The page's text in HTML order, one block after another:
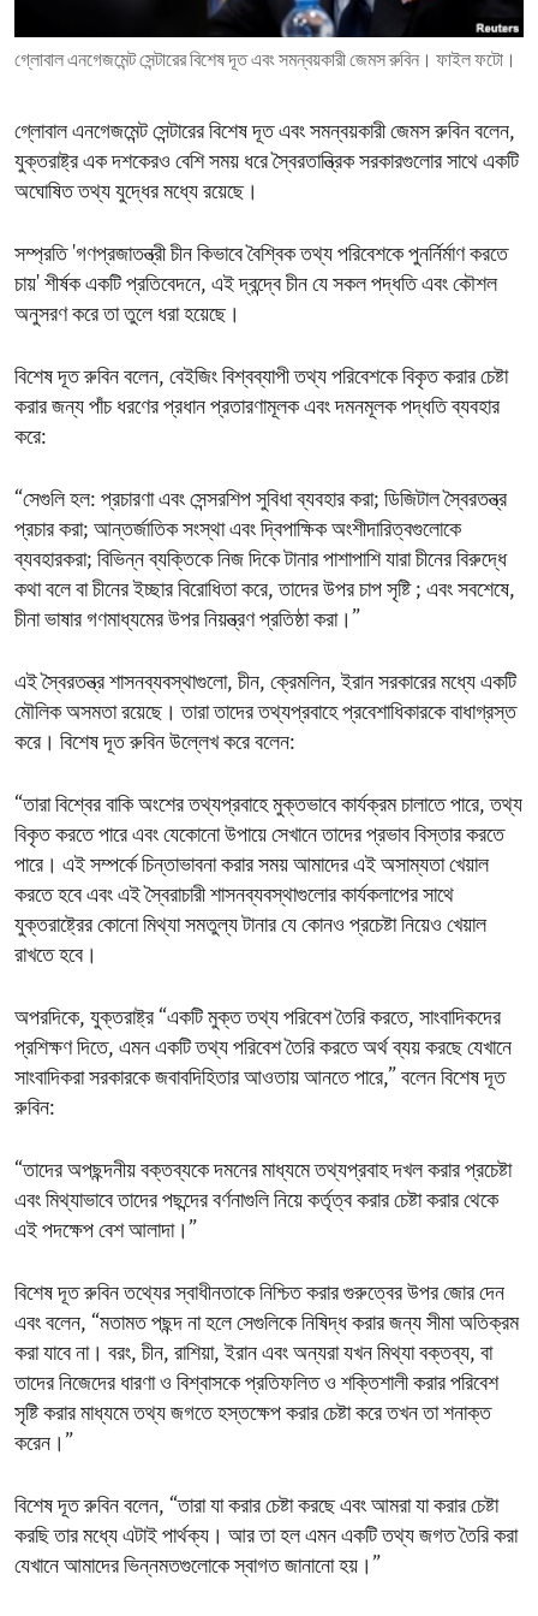
ENVIRONMENT AND HEALTH
IDEALS AND INSTITUTIONS
গ্লোবাল এনগেজমেন্ট সেন্টারের বিশেষ দূত এবং সমন্বয়কারী জেমস রুবিন। ফাইল ফটো।
গ্লোবাল এনগেজমেন্ট সেন্টারের বিশেষ দূত এবং সমন্বয়কারী জেমস রুবিন বলেন,
যুক্তরাষ্ট্র এক দশকেরও বেশি সময় ধরে স্বৈরতান্ত্রিক সরকারগুলোর সাথে একটি
অঘোষিত তথ্য যুদ্ধের মধ্যে রয়েছে।
সম্প্রতি 'গণপ্রজাতন্ত্রী চীন কিভাবে বৈশ্বিক তথ্য পরিবেশকে পুনর্নির্মাণ করতে
চায়' শীর্ষক একটি প্রতিবেদনে, এই দ্বন্দ্বে চীন যে সকল পদ্ধতি এবং কৌশল
অনুসরণ করে তা তুলে ধরা হয়েছে।
বিশেষ দূত রুবিন বলেন, বেইজিং বিশ্বব্যাপী তথ্য পরিবেশকে বিকৃত করার চেষ্টা
করার জন্য পাঁচ ধরণের প্রধান প্রতারণামূলক এবং দমনমূলক পদ্ধতি ব্যবহার
করে:
“সেগুলি হল: প্রচারণা এবং সেন্সরশিপ সুবিধা ব্যবহার করা; ডিজিটাল স্বৈরতন্ত্র
প্রচার করা; আন্তর্জাতিক সংস্থা এবং দ্বিপাক্ষিক অংশীদারিত্বগুলোকে
ব্যবহারকরা; বিভিন্ন ব্যক্তিকে নিজ দিকে টানার পাশাপাশি যারা চীনের বিরুদ্ধে
কথা বলে বা চীনের ইচ্ছার বিরোধিতা করে, তাদের উপর চাপ সৃষ্টি ; এবং সবশেষে,
চীনা ভাষার গণমাধ্যমের উপর নিয়ন্ত্রণ প্রতিষ্ঠা করা।”
এই স্বৈরতন্ত্র শাসনব্যবস্থাগুলো, চীন, ক্রেমলিন, ইরান সরকারের মধ্যে একটি
মৌলিক অসমতা রয়েছে। তারা তাদের তথ্যপ্রবাহে প্রবেশাধিকারকে বাধাগ্রস্ত
করে। বিশেষ দূত রুবিন উল্লেখ করে বলেন:
“তারা বিশ্বের বাকি অংশের তথ্যপ্রবাহে মুক্তভাবে কার্যক্রম চালাতে পারে, তথ্য
বিকৃত করতে পারে এবং যেকোনো উপায়ে সেখানে তাদের প্রভাব বিস্তার করতে
পারে। এই সম্পর্কে চিন্তাভাবনা করার সময় আমাদের এই অসাম্যতা খেয়াল
করতে হবে এবং এই স্বৈরাচারী শাসনব্যবস্থাগুলোর কার্যকলাপের সাথে
যুক্তরাষ্ট্রের কোনো মিথ্যা সমতুল্য টানার যে কোনও প্রচেষ্টা নিয়েও খেয়াল
রাখতে হবে।
অপরদিকে, যুক্তরাষ্ট্র “একটি মুক্ত তথ্য পরিবেশ তৈরি করতে, সাংবাদিকদের
প্রশিক্ষণ দিতে, এমন একটি তথ্য পরিবেশ তৈরি করতে অর্থ ব্যয় করছে যেখানে
সাংবাদিকরা সরকারকে জবাবদিহিতার আওতায় আনতে পারে,” বলেন বিশেষ দূত
রুবিন:
“তাদের অপছন্দনীয় বক্তব্যকে দমনের মাধ্যমে তথ্যপ্রবাহ দখল করার প্রচেষ্টা
এবং মিথ্যাভাবে তাদের পছন্দের বর্ণনাগুলি নিয়ে কর্তৃত্ব করার চেষ্টা করার থেকে
এই পদক্ষেপ বেশ আলাদা।”
বিশেষ দূত রুবিন তথ্যের স্বাধীনতাকে নিশ্চিত করার গুরুত্বের উপর জোর দেন
এবং বলেন, “মতামত পছন্দ না হলে সেগুলিকে নিষিদ্ধ করার জন্য সীমা অতিক্রম
করা যাবে না। বরং, চীন, রাশিয়া, ইরান এবং অন্যরা যখন মিথ্যা বক্তব্য, বা
তাদের নিজেদের ধারণা ও বিশ্বাসকে প্রতিফলিত ও শক্তিশালী করার পরিবেশ
সৃষ্টি করার মাধ্যমে তথ্য জগতে হস্তক্ষেপ করার চেষ্টা করে তখন তা শনাক্ত
করেন।”
বিশেষ দূত রুবিন বলেন, “তারা যা করার চেষ্টা করছে এবং আমরা যা করার চেষ্টা
করছি তার মধ্যে এটাই পার্থক্য। আর তা হল এমন একটি তথ্য জগত তৈরি করা
যেখানে আমাদের ভিন্নমতগুলোকে স্বাগত জানানো হয়।”